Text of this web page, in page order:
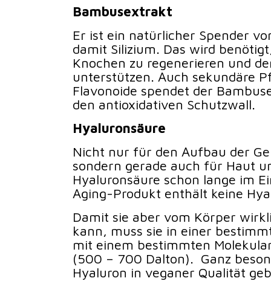
Bambusextrakt
Er ist ein natürlicher Spender
damit Silizium. Das wird
Knochen zu regenerieren und
unterstützen. Auch sekundäre
Flavonoide spendet der
den antioxidativen Schutzwall.
Hyaluronsäure
Nicht nur für den Aufbau der
sondern gerade auch für Haut
Hyaluronsäure schon lange im
Aging-Produkt enthält keine
Damit sie aber vom Körper
kann, muss sie in einer
mit einem bestimmten
(500 – 700 Dalton). Ganz
Hyaluron in veganer Qualität